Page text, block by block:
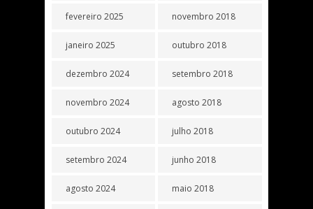
fevereiro 2025
janeiro 2025
dezembro 2024
novembro 2024
outubro 2024
setembro 2024
agosto 2024
novembro 2018
outubro 2018
setembro 2018
agosto 2018
julho 2018
junho 2018
maio 2018